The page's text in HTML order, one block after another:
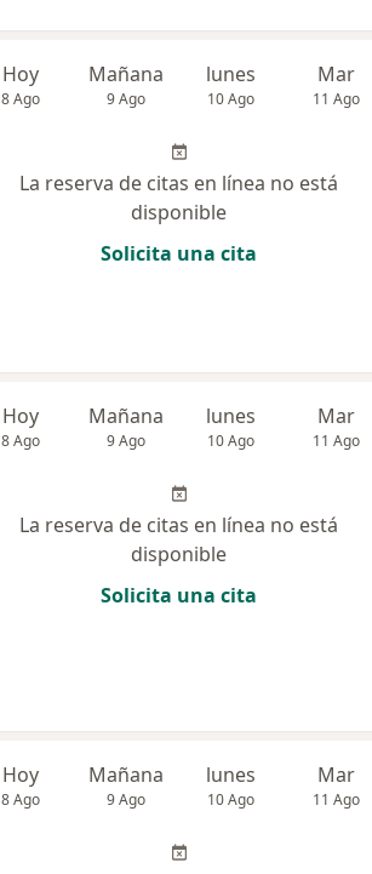
Hoy
8 Ago
Mañana
9 Ago
lunes
10 Ago
Mar
11 Ago
La reserva de citas en línea no está
disponible
Solicita una cita
Hoy
8 Ago
Mañana
9 Ago
lunes
10 Ago
Mar
11 Ago
La reserva de citas en línea no está
disponible
Solicita una cita
Hoy
8 Ago
Mañana
9 Ago
lunes
10 Ago
Mar
11 Ago